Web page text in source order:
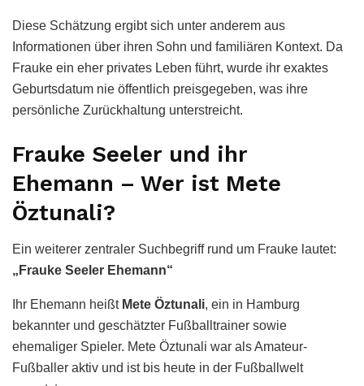
Diese Schätzung ergibt sich unter anderem aus
Informationen über ihren Sohn und familiären Kontext. Da
Frauke ein eher privates Leben führt, wurde ihr exaktes
Geburtsdatum nie öffentlich preisgegeben, was ihre
persönliche Zurückhaltung unterstreicht.
Frauke Seeler und ihr
Ehemann – Wer ist Mete
Öztunali?
Ein weiterer zentraler Suchbegriff rund um Frauke lautet:
„Frauke Seeler Ehemann“
Ihr Ehemann heißt Mete Öztunali, ein in Hamburg
bekannter und geschätzter Fußballtrainer sowie
ehemaliger Spieler. Mete Öztunali war als Amateur-
Fußballer aktiv und ist bis heute in der Fußballwelt